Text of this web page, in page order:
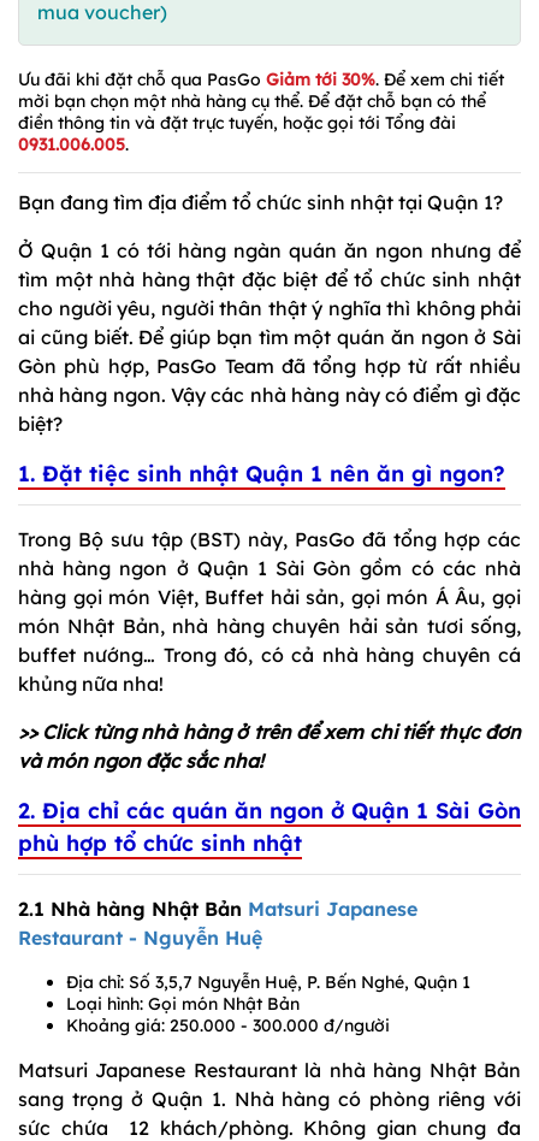
mua voucher)
Ưu đãi khi đặt chỗ qua PasGo Giảm tới 30%. Để xem chi tiết
mời bạn chọn một nhà hàng cụ thể. Để đặt chỗ bạn có thể
điền thông tin và đặt trực tuyến, hoặc gọi tới Tổng đài
0931.006.005.
Bạn đang tìm địa điểm tổ chức sinh nhật tại Quận 1?
Ở Quận 1 có tới hàng ngàn quán ăn ngon nhưng để
tìm một nhà hàng thật đặc biệt để tổ chức sinh nhật
cho người yêu, người thân thật ý nghĩa thì không phải
ai cũng biết. Để giúp bạn tìm một quán ăn ngon ở Sài
Gòn phù hợp, PasGo Team đã tổng hợp từ rất nhiều
nhà hàng ngon. Vậy các nhà hàng này có điểm gì đặc
biệt?
1. Đặt tiệc sinh nhật Quận 1 nên ăn gì ngon?
Trong Bộ sưu tập (BST) này, PasGo đã tổng hợp các
nhà hàng ngon ở Quận 1 Sài Gòn gồm có các nhà
hàng gọi món Việt, Buffet hải sản, gọi món Á Âu, gọi
món Nhật Bản, nhà hàng chuyên hải sản tươi sống,
buffet nướng… Trong đó, có cả nhà hàng chuyên cá
khủng nữa nha!
>> Click từng nhà hàng ở trên để xem chi tiết thực đơn
và món ngon đặc sắc nha!
2. Địa chỉ các quán ăn ngon ở Quận 1 Sài Gòn
phù hợp tổ chức sinh nhật
2.1 Nhà hàng Nhật Bản Matsuri Japanese
Restaurant - Nguyễn Huệ
Địa chỉ: Số 3,5,7 Nguyễn Huệ, P. Bến Nghé, Quận 1
Loại hình: Gọi món Nhật Bản
Khoảng giá: 250.000 - 300.000 đ/người
Matsuri Japanese Restaurant là nhà hàng Nhật Bản
sang trọng ở Quận 1. Nhà hàng có phòng riêng với
sức chứa 12 khách/phòng. Không gian chung đa